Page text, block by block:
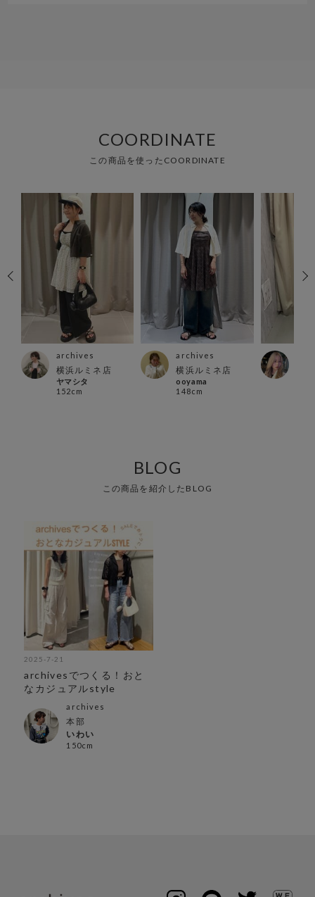
COORDINATE
この商品を使ったCOORDINATE
archives
横浜ルミネ店
ヤマシタ
152cm
archives
横浜ルミネ店
ooyama
148cm
BLOG
この商品を紹介したBLOG
2025-7-21
archivesでつくる！おと
なカジュアルstyle
archives
本部
いわい
150cm